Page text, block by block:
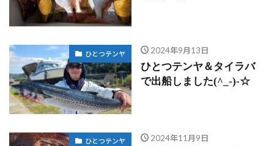
ひとつテンヤ 2024年9月13日
ひとつテンヤ＆タイラバ
で出船しました(^_-)-☆
ひとつテンヤ 2024年11月9日